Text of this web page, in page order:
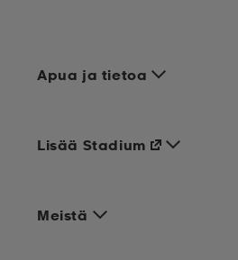
Apua ja tietoa
Meistä
Lisää Stadium